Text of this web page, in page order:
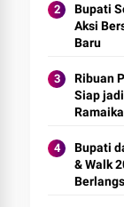
Bupati
Aksi
Baru
Ribuan
Siap
Bupati dan
& Walk